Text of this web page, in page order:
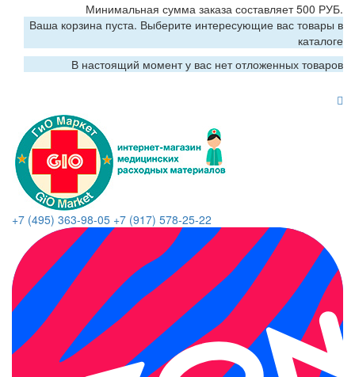
Минимальная сумма заказа составляет 500 РУБ.
Ваша корзина пуста. Выберите интересующие вас товары в
каталоге
В настоящий момент у вас нет отложенных товаров
+7 (495) 363-98-05 +7 (917) 578-25-22